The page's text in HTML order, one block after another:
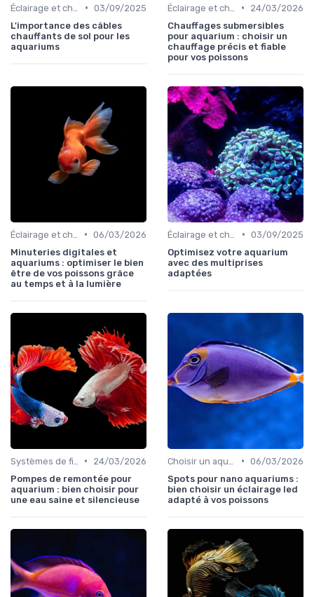
• 03/09/2025
L'importance des câbles
chauffants de sol pour les
aquariums
•
24/03/2026
Chauffages submersibles
pour aquarium : choisir un
chauffage précis et fiable
pour vos poissons
• 06/03/2026
Minuteries digitales et
aquariums : optimiser le bien
être de vos poissons grâce
au temps et à la lumière
• 03/09/2025
Optimisez votre aquarium
avec des multiprises
adaptées
•
24/03/2026
Pompes de remontée pour
aquarium : bien choisir pour
une eau saine et silencieuse
• 06/03/2026
Spots pour nano aquariums :
bien choisir un éclairage led
adapté à vos poissons